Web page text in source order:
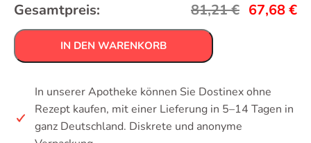
Gesamtpreis: 81,21€ 67,68€
IN DEN WARENKORB
In unserer Apotheke können Sie Dostinex ohne
Rezept kaufen, mit einer Lieferung in 5–14 Tagen in
ganz Deutschland. Diskrete und anonyme